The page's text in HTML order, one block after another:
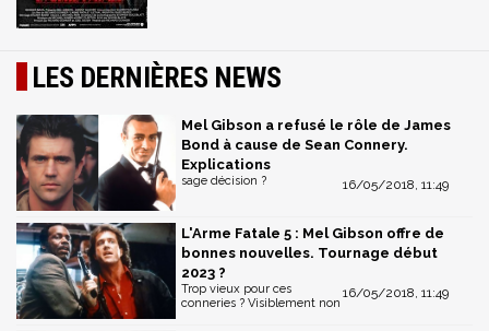
LES DERNIÈRES NEWS
Mel Gibson a refusé le rôle de James
Bond à cause de Sean Connery.
Explications
16/05/2018, 11:49
sage décision ?
L'Arme Fatale 5 : Mel Gibson offre de
bonnes nouvelles. Tournage début
2023 ?
16/05/2018, 11:49
Trop vieux pour ces
conneries ? Visiblement non